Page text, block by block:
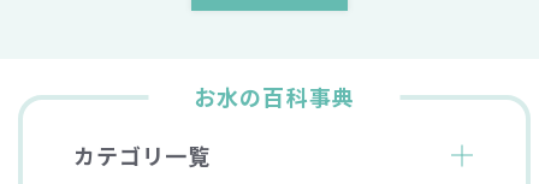
お水の百科事典
カテゴリ一覧